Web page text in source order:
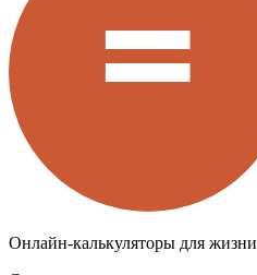
Онлайн-калькуляторы для